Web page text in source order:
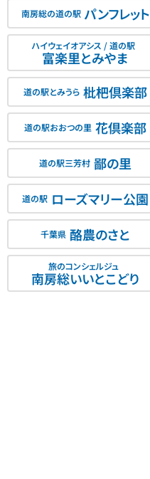
南房総の道の駅 パンフレット
ハイウェイオアシス / 道の駅
富楽里とみやま
道の駅とみうら 枇杷倶楽部
道の駅おおつの里 花倶楽部
道の駅三芳村 鄙の里
道の駅 ローズマリー公園
千葉県 酪農のさと
旅のコンシェルジュ
南房総いいとこどり